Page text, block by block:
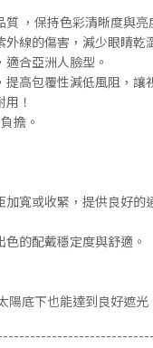
質 ，保持色彩清晰度與亮
線的傷害，減少眼睛乾
合亞洲人臉型。
高包覆性減低風阻，讓
！
擔。
加寬或收緊，提供良好的
的配戴穩定度與舒適。
陽底下也能達到良好遮光